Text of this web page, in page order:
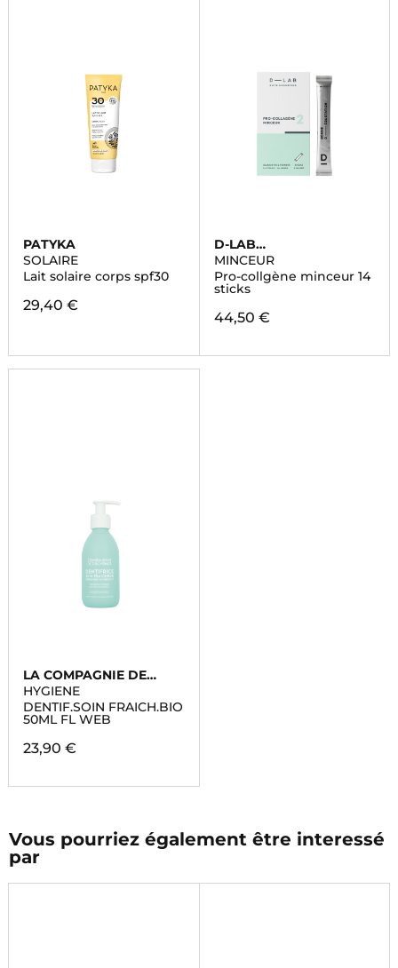
PATYKA
SOLAIRE
Lait solaire corps spf30
29,40 €
D-LAB
NUTRICOSMETICS
MINCEUR
Pro-collgène minceur 14
sticks
44,50 €
LA COMPAGNIE DE
PROVENCE
HYGIENE
DENTIF.SOIN FRAICH.BIO
50ML FL WEB
23,90 €
Vous pourriez également être interessé
par